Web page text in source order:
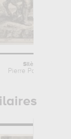
Silène ivre
Pierre Paul Rubens